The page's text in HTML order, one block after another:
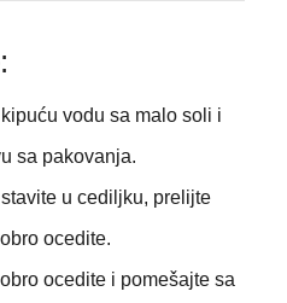
vodu sa malo soli i
sa pakovanja.
u cediljku, prelijte
ocedite.
ocedite i pomešajte sa